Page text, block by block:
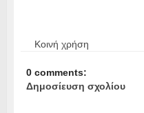
Κοινή χρήση
0 comments:
Δημοσίευση σχολίου